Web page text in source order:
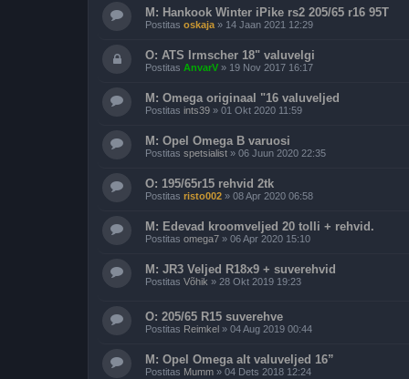
M: Hankook Winter iPike rs2 205/65 r16 95T
Postitas oskaja » 14 Jaan 2021 12:29
O: ATS Irmscher 18" valuvelgi
Postitas AnvarV » 19 Nov 2017 16:17
M: Omega originaal "16 valuveljed
Postitas ints39 » 01 Okt 2020 11:59
M: Opel Omega B varuosi
Postitas spetsialist » 06 Juun 2020 22:35
O: 195/65r15 rehvid 2tk
Postitas risto002 » 08 Apr 2020 06:58
M: Edevad kroomveljed 20 tolli + rehvid.
Postitas omega7 » 06 Apr 2020 15:10
M: JR3 Veljed R18x9 + suverehvid
Postitas Võhik » 28 Okt 2019 19:23
O: 205/65 R15 suverehve
Postitas Reimkel » 04 Aug 2019 00:44
M: Opel Omega alt valuveljed 16”
Postitas Mumm » 04 Dets 2018 12:24